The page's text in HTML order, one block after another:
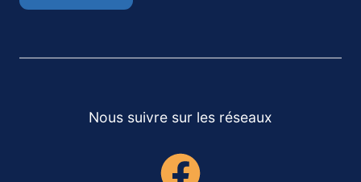
Nous suivre sur les réseaux